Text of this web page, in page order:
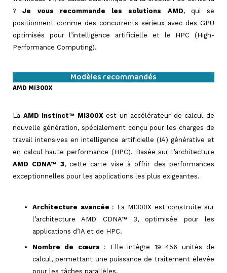
?Je vous recommande les solutions AMD, qui se
positionnent comme des concurrents sérieux avec des GPU
optimisés pour l’intelligence artificielle et le HPC (High-
Performance Computing).
Modèles recommandés
AMD MI300X
La AMD Instinct™ MI300Xest un accélérateur de calcul de
nouvelle génération, spécialement conçu pour les charges de
travail intensives en intelligence artificielle (IA) générative et
en calcul haute performance (HPC). Basée sur l’architecture
AMD CDNA™ 3, cette carte vise à offrir des performances
exceptionnelles pour les applications les plus exigeantes.
Architecture avancée : La MI300X est construite sur
l’architecture AMD CDNA™ 3, optimisée pour les
applications d’IA et de HPC.
Nombre de cœurs : Elle intègre 19 456 unités de
calcul, permettant une puissance de traitement élevée
pour les tâches parallèles.